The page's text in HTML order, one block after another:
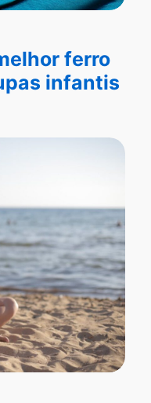
ferro
infantis